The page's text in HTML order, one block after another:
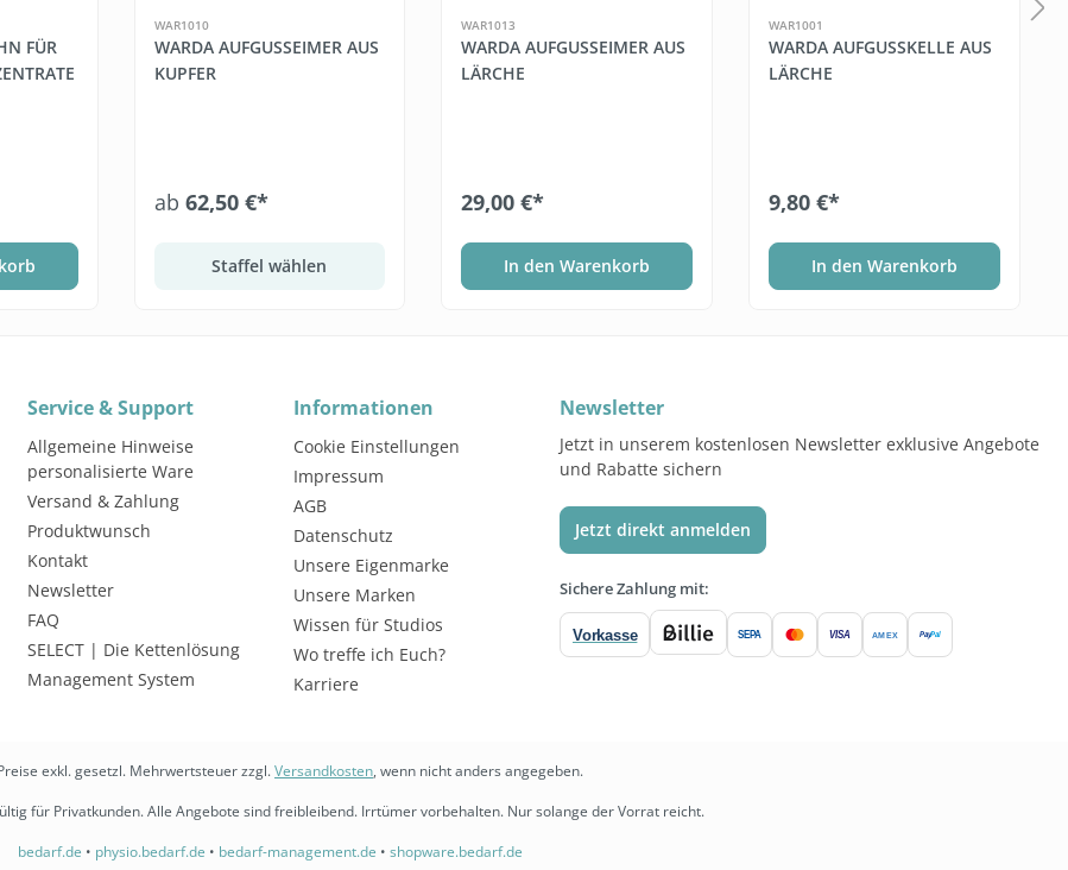
FÜR
WAR1010
WARDA AUFGUSSEIMER AUS
KUPFER
ab 62,50 €*
Staffel wählen
WAR1013
WARDA AUFGUSSEIMER AUS
LÄRCHE
29,00 €*
In den Warenkorb
WAR1001
WARDA AUFGUSSKELLE AUS
LÄRCHE
9,80 €*
In den Warenkorb
Service & Support
Allgemeine Hinweise
personalisierte Ware
Versand & Zahlung
Produktwunsch
Kontakt
Newsletter
FAQ
SELECT | Die Kettenlösung
Management System
Informationen
Cookie Einstellungen
Impressum
AGB
Datenschutz
Unsere Eigenmarke
Unsere Marken
Wissen für Studios
Wo treffe ich Euch?
Karriere
Newsletter
Jetzt in unserem kostenlosen Newsletter exklusive Angebote
und Rabatte sichern
Jetzt direkt anmelden
Sichere Zahlung mit:
Vorkasse SEPA VISA AMEX PayPal
exkl. gesetzl. Mehrwertsteuer zzgl.Versandkosten, wenn nicht anders angegeben.
für Privatkunden. Alle Angebote sind freibleibend. Irrtümer vorbehalten. Nur solange der Vorrat reicht.
bedarf.de • physio.bedarf.de • bedarf-management.de • shopware.bedarf.de